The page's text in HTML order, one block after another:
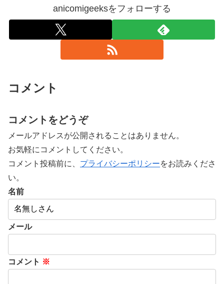
anicomigeeksをフォローする
コメント
コメントをどうぞ
メールアドレスが公開されることはありません。
お気軽にコメントしてください。
コメント投稿前に、 プライバシーポリシーをお読みくださ
い。
名前
メール
コメント ※